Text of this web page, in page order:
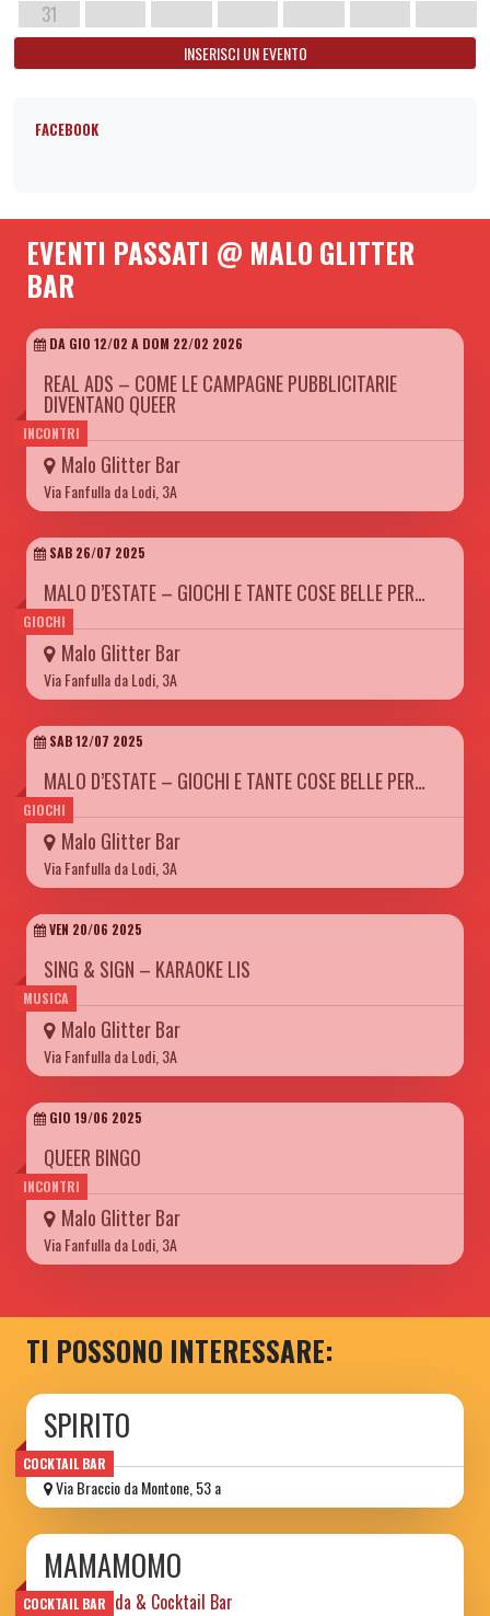
31
INSERISCI UN EVENTO
FACEBOOK
EVENTI PASSATI @ MALO GLITTER
BAR
INCONTRI
DA GIO 12/02 A DOM 22/02 2026
REAL ADS – COME LE CAMPAGNE PUBBLICITARIE
DIVENTANO QUEER
Malo Glitter Bar
Via Fanfulla da Lodi, 3A
GIOCHI
SAB 26/07 2025
MALO D’ESTATE – GIOCHI E TANTE COSE BELLE PER…
Malo Glitter Bar
Via Fanfulla da Lodi, 3A
GIOCHI
SAB 12/07 2025
MALO D’ESTATE – GIOCHI E TANTE COSE BELLE PER…
Malo Glitter Bar
Via Fanfulla da Lodi, 3A
MUSICA
VEN 20/06 2025
SING & SIGN – KARAOKE LIS
Malo Glitter Bar
Via Fanfulla da Lodi, 3A
INCONTRI
GIO 19/06 2025
QUEER BINGO
Malo Glitter Bar
Via Fanfulla da Lodi, 3A
TI POSSONO INTERESSARE:
COCKTAIL BAR
SPIRITO
Via Braccio da Montone, 53 a
COCKTAIL BAR
MAMAMOMO
Cucina Ibrida & Cocktail Bar